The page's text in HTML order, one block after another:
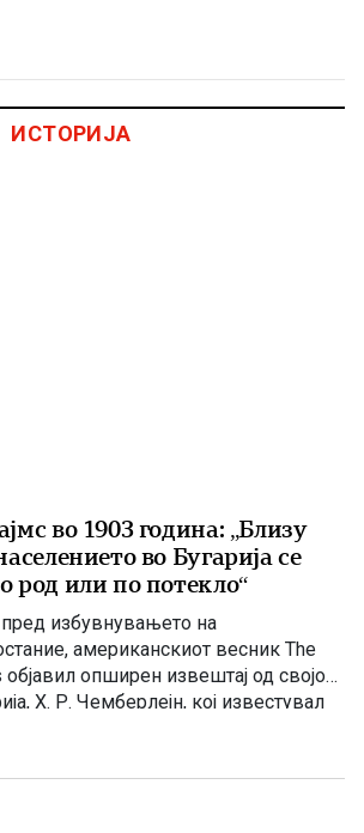
ИСТОРИЈА
во 1903 година: „Близу
во Бугарија се
род или по потекло“
избувнувањето на
американскиот весник The
опширен извештај од својот
Х. Р. Чемберлејн, кој известувал
на Балканот, македонското
Написот е објавен на 26